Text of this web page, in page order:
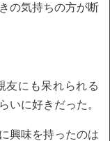
の気持ちの方が断
友にも呆れられる
いに好きだった。
興味を持ったのは